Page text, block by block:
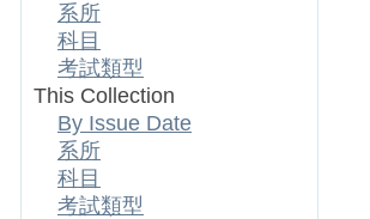
系所
科目
考試類型
This Collection
By Issue Date
系所
科目
考試類型